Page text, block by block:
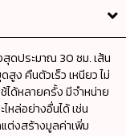
ดประมาณ 30 ซม. เส้น
ง คืนตัวเร็ว เหนียว ไม่
ได้หลายครั้ง มีจำหน่าย
หล่อย่างอื่นได้ เช่น
ต่งสร้างมูลค่าเพิ่ม